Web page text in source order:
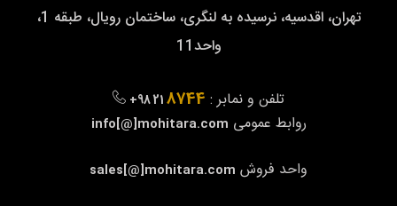
تهران، اقدسیه، نرسیده به لنگری، ساختمان رویال، طبقه 1،
واحد11
تلفن و نمابر : +98 218744
روابط عمومی info[@]mohitara.com
واحد فروش sales[@]mohitara.com